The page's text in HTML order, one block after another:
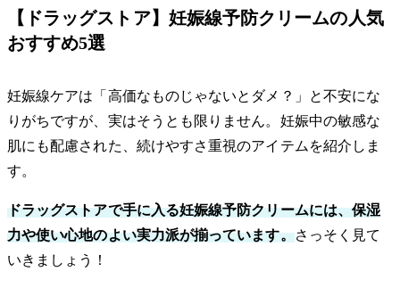
【ドラッグストア】妊娠線予防クリームの人気
おすすめ5選
妊娠線ケアは「高価なものじゃないとダメ？」と不安にな
りがちですが、実はそうとも限りません。妊娠中の敏感な
肌にも配慮された、続けやすさ重視のアイテムを紹介しま
す。
ドラッグストアで手に入る妊娠線予防クリームには、保湿
力や使い心地のよい実力派が揃っています。さっそく見て
いきましょう！